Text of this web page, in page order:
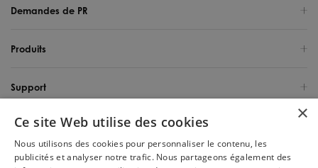
Demandes de PR
Produits
Support
Qui sommes-nous
France / Français
×
Ce site Web utilise des cookies
Nous utilisons des cookies pour personnaliser le contenu, les
publicités et analyser notre trafic. Nous partageons également des